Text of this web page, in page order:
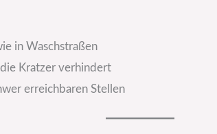
in Waschstraßen
Kratzer verhindert
erreichbaren Stellen